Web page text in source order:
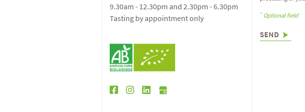
9.30am - 12.30pm and 2.30pm - 6.30pm
Tasting by appointment only
*Optional field
SEND